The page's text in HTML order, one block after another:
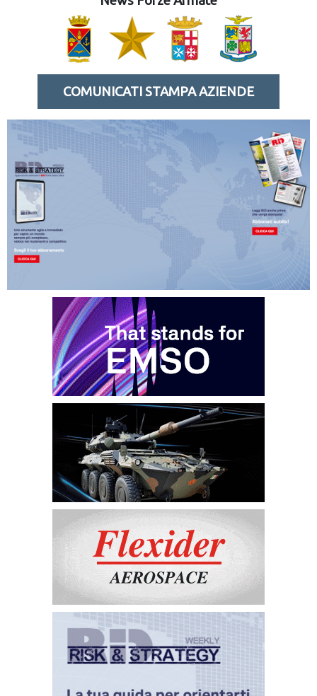
COMUNICATI STAMPA AZIENDE